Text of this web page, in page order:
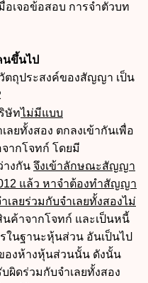
อเจอข้อสอบ การจำตัวบท
ขึ้นไป
ตถุประสงค์ของสัญญา เป็น
ษัทไม่มีแบบ
ลยทั้งสอง ตกลงเข้ากันเพื่อ
ากโจทก์ โดยมี
างกัน จึงเข้าลักษณะสัญญา
แล้ว หาจำต้องทำสัญญา
ลยร่วมกับจำเลยทั้งสองไม่
ค้าจากโจทก์ และเป็นหนี้
ในฐานะหุ้นส่วน อันเป็นไป
องห้างหุ้นส่วนนั้น ดังนั้น
ผิดร่วมกับจำเลยทั้งสอง